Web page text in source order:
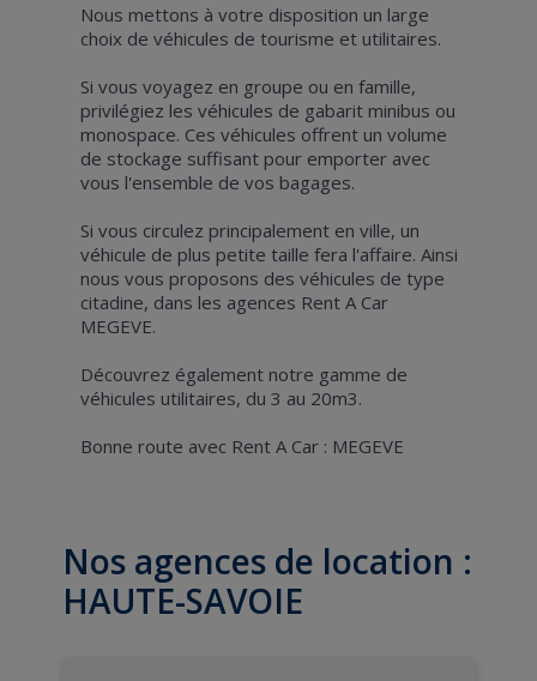
Nous mettons à votre disposition un large
choix de véhicules de tourisme et utilitaires.
Si vous voyagez en groupe ou en famille,
privilégiez les véhicules de gabarit minibus ou
monospace. Ces véhicules offrent un volume
de stockage suffisant pour emporter avec
vous l'ensemble de vos bagages.
Si vous circulez principalement en ville, un
véhicule de plus petite taille fera l'affaire. Ainsi
nous vous proposons des véhicules de type
citadine, dans les agences Rent A Car
MEGEVE.
Découvrez également notre gamme de
véhicules utilitaires, du 3 au 20m3.
Bonne route avec Rent A Car : MEGEVE
Nos agences de location :
HAUTE-SAVOIE